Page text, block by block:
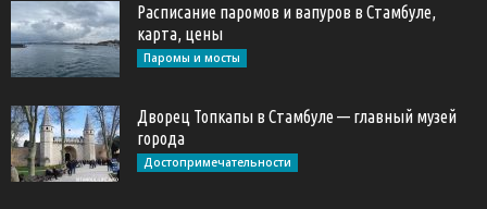
Расписание паромов и вапуров в Стамбуле,
карта, цены
Паромы и мосты
Дворец Топкапы в Стамбуле — главный музей
города
Достопримечательности